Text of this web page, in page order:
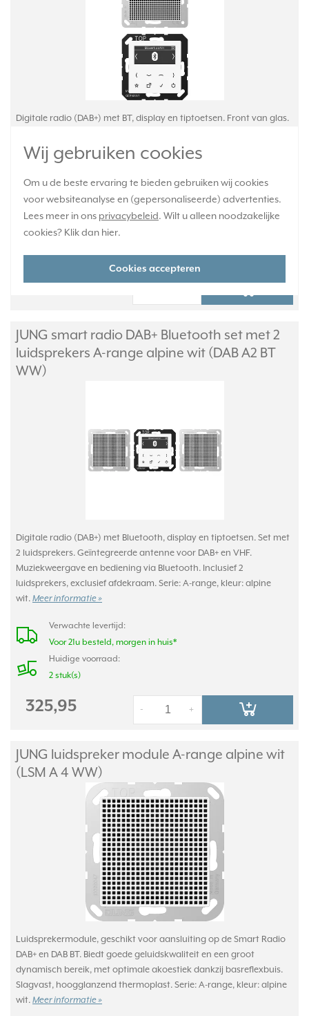
Wij gebruiken cookies
Om u de beste ervaring te bieden gebruiken wij cookies
voor websiteanalyse en (gepersonaliseerde) advertenties.
Lees meer in ons privacybeleid. Wilt u alleen noodzakelijke
cookies? Klik dan hier.
Cookies accepteren
Digitale radio (DAB+) met BT, display en tiptoetsen. Front van glas.
2 luidsprekers (1 luidspreker meegeleverd). Muziekweergave en
bediening via Bluetooth. Excl. afdekraam. A-range, alpine wit.
informatie »
Verwachte levertijd:
0 stuk(s)
287,95
JUNG smart radio DAB+ Bluetooth set met 2
luidsprekers A-range alpine wit (DAB A2 BT
WW)
Digitale radio (DAB+) met Bluetooth, display en tiptoetsen. Set met
2 luidsprekers. Geïntegreerde antenne voor DAB+ en VHF.
Muziekweergave en bediening via Bluetooth. Inclusief 2
luidsprekers, exclusief afdekraam. Serie: A-range, kleur: alpine
wit. Meer informatie »
Verwachte levertijd:
Voor 21u besteld, morgen in huis*
Huidige voorraad:
2 stuk(s)
325,95 +
-
JUNG luidspreker module A-range alpine wit
(LSM A 4 WW)
Luidsprekermodule, geschikt voor aansluiting op de Smart Radio
DAB+ en DAB BT. Biedt goede geluidskwaliteit en een groot
dynamisch bereik, met optimale akoestiek dankzij basreflexbuis.
Slagvast, hoogglanzend thermoplast. Serie: A-range, kleur: alpine
wit. Meer informatie »